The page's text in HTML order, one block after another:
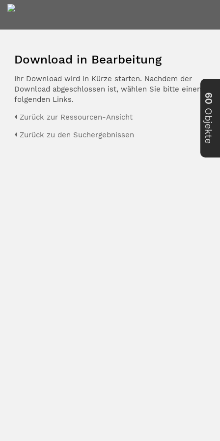
Download in Bearbeitung
Ihr Download wird in Kürze starten. Nachdem der
Download abgeschlossen ist, wählen Sie bitte einen der
folgenden Links.
Zurück zur Ressourcen-Ansicht
Zurück zu den Suchergebnissen
60
Objekte